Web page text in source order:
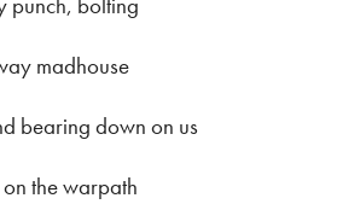
madhouse
bearing down on us
the warpath